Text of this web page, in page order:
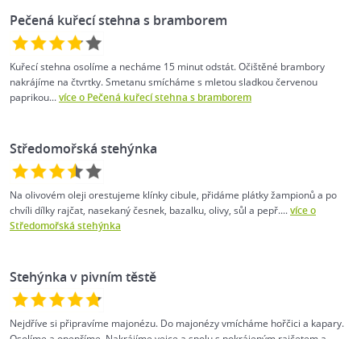
Pečená kuřecí stehna s bramborem
Kuřecí stehna osolíme a necháme 15 minut odstát. Očištěné brambory
nakrájíme na čtvrtky. Smetanu smícháme s mletou sladkou červenou
paprikou...více o Pečená kuřecí stehna s bramborem
Středomořská stehýnka
Na olivovém oleji orestujeme klínky cibule, přidáme plátky žampionů a po
chvíli dílky rajčat, nasekaný česnek, bazalku, olivy, sůl a pepř....více o
Středomořská stehýnka
Stehýnka v pivním těstě
Nejdříve si připravíme majonézu. Do majonézy vmícháme hořčici a kapary.